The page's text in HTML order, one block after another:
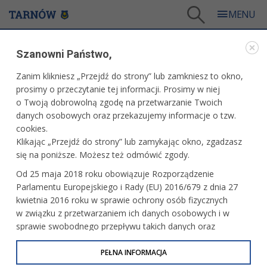
01.06.2011 r. - Pierwsze Małopolskie Mistrzostwa Upięć dla uczniów szkół fryzjerskich
WARTO PRZECZYTAĆ
01.06.2011 R. - PIERWSZE MAŁOPOLSKIE
MISTRZOSTWA UPIĘĆ DLA UCZNIÓW SZKÓŁ
FRYZJERSKICH
01.06.2011, 15:51 Redakcja tarnow.pl
Pierwsze Małopolskie Mistrzostwa Upięć dla uczniów szkół
fryzjerskich w konkurencji "Kok wieczorowy w asyście
plecionek i warkoczy".
się Pierwsze Małopolskie Mistrzostwa Upięć dla uczniów
szkół fryzjerskich, Konkurencja: kok wieczorowy w asyście
Szanowni Państwo,
Zanim klikniesz „Przejdź do strony” lub zamkniesz to okno,
prosimy o przeczytanie tej informacji. Prosimy w niej
o Twoją dobrowolną zgodę na przetwarzanie Twoich
danych osobowych oraz przekazujemy informacje o tzw.
cookies.
Klikając „Przejdź do strony” lub zamykając okno, zgadzasz
się na poniższe. Możesz też odmówić zgody.
Od 25 maja 2018 roku obowiązuje Rozporządzenie
Parlamentu Europejskiego i Rady (EU) 2016/679 z dnia 27
kwietnia 2016 roku w sprawie ochrony osób fizycznych
w związku z przetwarzaniem ich danych osobowych i w
sprawie swobodnego przepływu takich danych oraz
uchylenia dyrektywy 95/46/WE (określane jako RODO, GDPR
lub Ogólne Rozporządzenie o Ochronie Danych
PEŁNA INFORMACJA